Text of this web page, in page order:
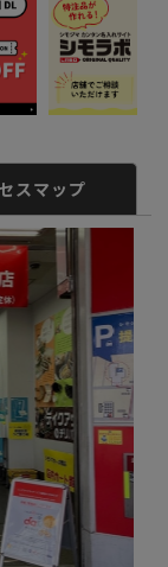
スマップ